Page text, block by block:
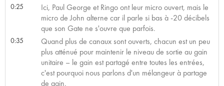
0:25
Ici, Paul George et Ringo ont leur micro ouvert, mais le
micro de John alterne car il parle si bas à -20 décibels
que son Gate ne s'ouvre que parfois.
0:35
Quand plus de canaux sont ouverts, chacun est un peu
plus atténué pour maintenir le niveau de sortie au gain
unitaire – le gain est partagé entre toutes les entrées,
c'est pourquoi nous parlons d'un mélangeur à partage
de gain.